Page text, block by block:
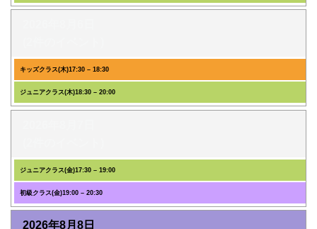
キッズクラス(木)17:30 – 18:30
ジュニアクラス(木)18:30 – 20:00
ジュニアクラス(金)17:30 – 19:00
初級クラス(金)19:00 – 20:30
2026年8月8日